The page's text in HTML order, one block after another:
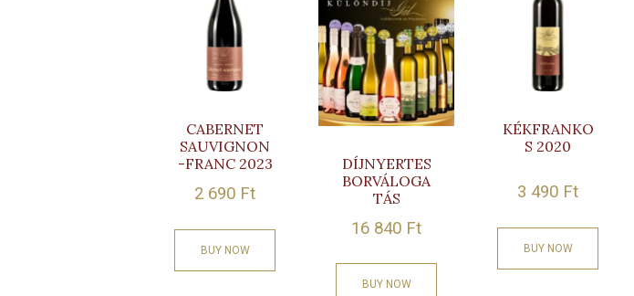
CABERNET
SAUVIGNON
-FRANC 2023
2 690 Ft
BUY NOW
DÍJNYERTES
BORVÁLOGA
TÁS
16 840 Ft
BUY NOW
KÉKFRANKO
S 2020
3 490 Ft
BUY NOW